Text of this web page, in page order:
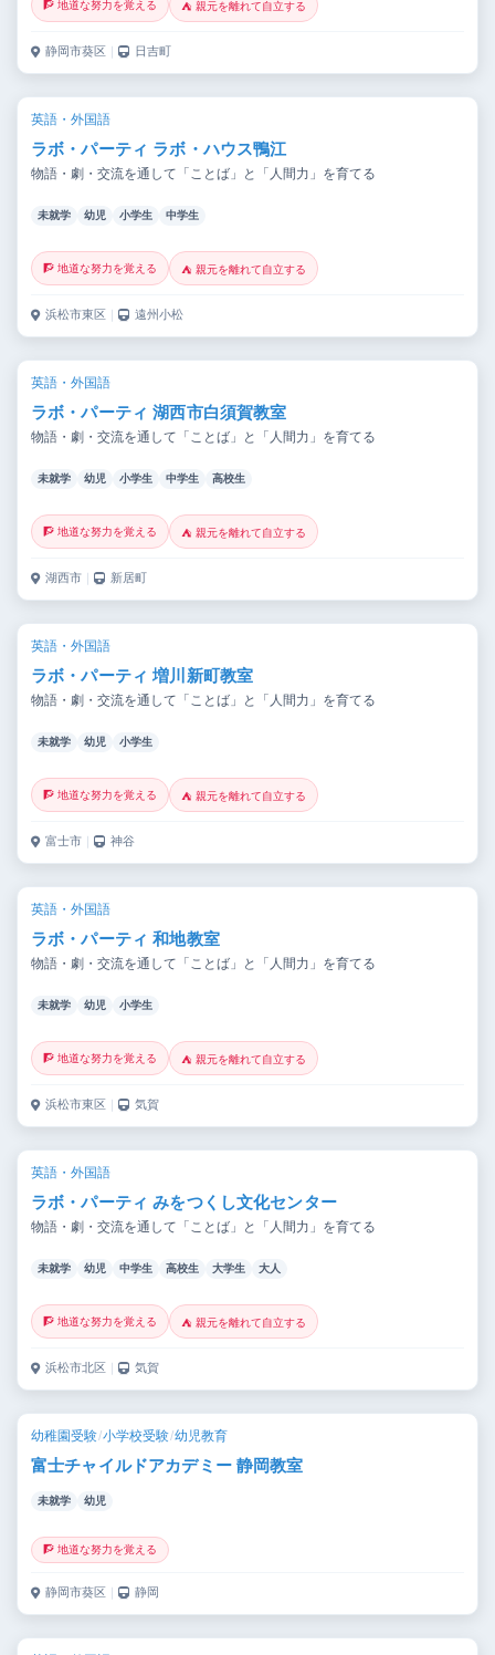
🧗 地道な努力を覚える ⛺ 親元を離れて自立する
静岡市葵区 ｜ 日吉町
英語・外国語
ラボ・パーティ ラボ・ハウス鴨江
物語・劇・交流を通して「ことば」と「人間力」を育てる
未就学 幼児 小学生 中学生
🧗 地道な努力を覚える ⛺ 親元を離れて自立する
浜松市東区 ｜ 遠州小松
英語・外国語
ラボ・パーティ 湖西市白須賀教室
物語・劇・交流を通して「ことば」と「人間力」を育てる
未就学 幼児 小学生 中学生 高校生
🧗 地道な努力を覚える ⛺ 親元を離れて自立する
湖西市 ｜ 新居町
英語・外国語
ラボ・パーティ 増川新町教室
物語・劇・交流を通して「ことば」と「人間力」を育てる
未就学 幼児 小学生
🧗 地道な努力を覚える ⛺ 親元を離れて自立する
富士市 ｜ 神谷
英語・外国語
ラボ・パーティ 和地教室
物語・劇・交流を通して「ことば」と「人間力」を育てる
未就学 幼児 小学生
🧗 地道な努力を覚える ⛺ 親元を離れて自立する
浜松市東区 ｜ 気賀
英語・外国語
ラボ・パーティ みをつくし文化センター
物語・劇・交流を通して「ことば」と「人間力」を育てる
未就学 幼児 中学生 高校生 大学生 大人
🧗 地道な努力を覚える ⛺ 親元を離れて自立する
浜松市北区 ｜ 気賀
幼稚園受験/小学校受験/幼児教育
富士チャイルドアカデミー 静岡教室
未就学 幼児
🧗 地道な努力を覚える
静岡市葵区 ｜ 静岡